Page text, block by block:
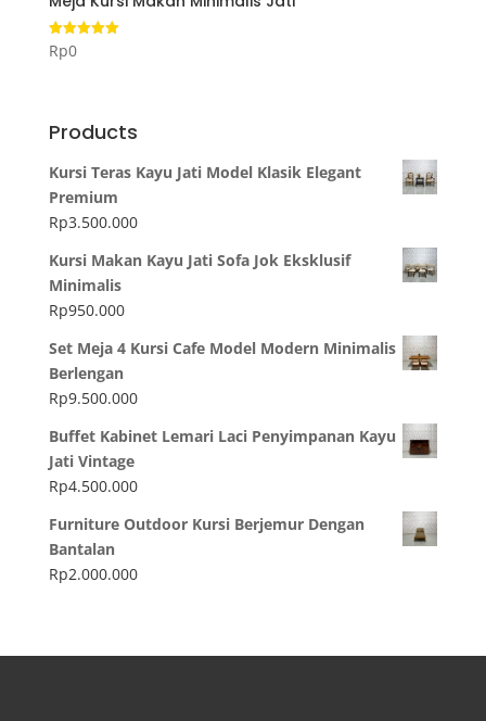
Dinilai
5.00
Rp0
Products
Kursi Teras Kayu Jati Model Klasik Elegant
Premium
Rp3.500.000
Kursi Makan Kayu Jati Sofa Jok Eksklusif
Minimalis
Rp950.000
Set Meja 4 Kursi Cafe Model Modern Minimalis
Berlengan
Rp9.500.000
Buffet Kabinet Lemari Laci Penyimpanan Kayu
Jati Vintage
Rp4.500.000
Furniture Outdoor Kursi Berjemur Dengan
Bantalan
Rp2.000.000